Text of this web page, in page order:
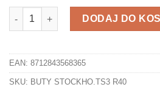
ilość Buty BATA STOCKHOLM S3
DODAJ DO
EAN: 8712843568365
SKU: BUTY STOCKHO.TS3 R40